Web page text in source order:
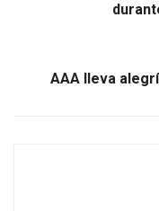
AAA lleva